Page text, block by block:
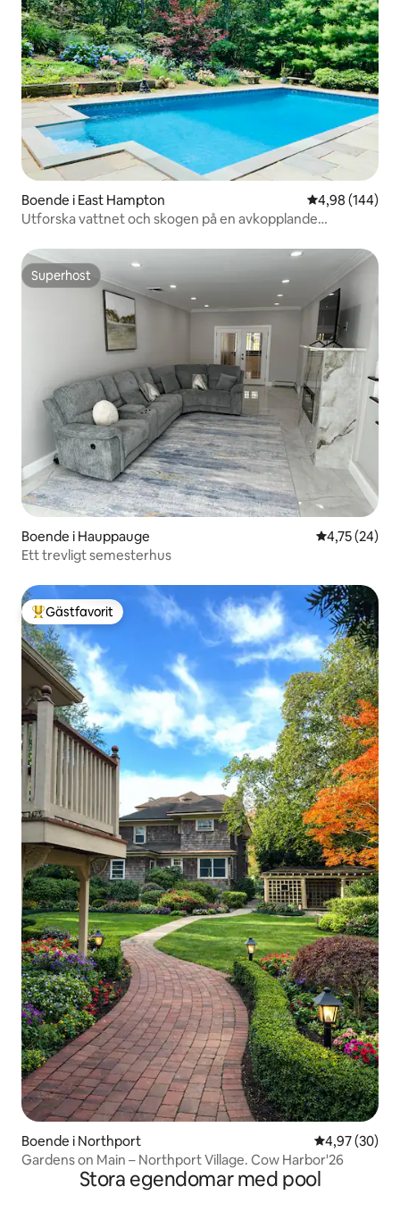
Boende i East Hampton 4,98 av 5 i
4,98 (144)
Utforska vattnet och skogen på en avkopplande
Superhost
Superhost
Boende i Hauppauge 4,75 av 5 i
4,75 (24)
Ett trevligt semesterhus
Populär gästfavorit
Gästfavorit
Boende i Northport 4,97 av 5 i
4,97 (30)
Gardens on Main – Northport Village. Cow Harbor'26
Stora egendomar med pool